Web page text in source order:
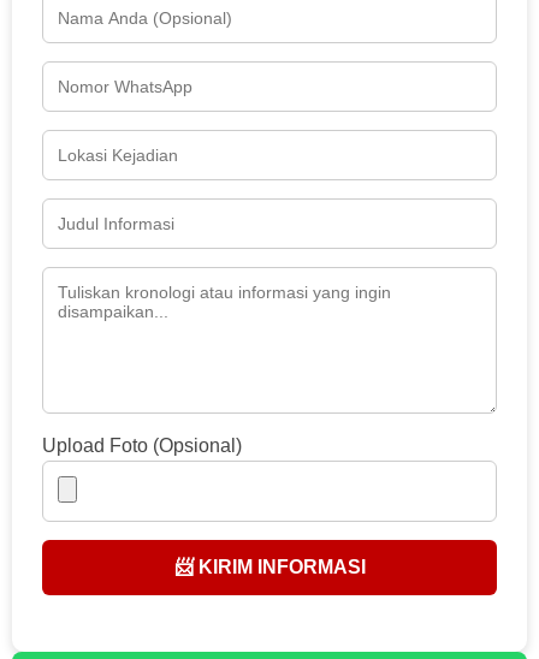
Upload Foto (Opsional)
📨 KIRIM INFORMASI